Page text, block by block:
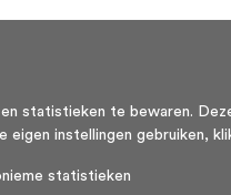
statistieken te bewaren.
instellingen gebruiken,
statistieken